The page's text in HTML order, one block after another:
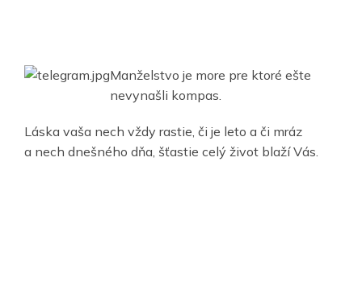
Manželstvo je more pre ktoré ešte
nevynašli kompas.
Láska vaša nech vždy rastie, či je leto a či mráz
a nech dnešného dňa, šťastie celý život blaží Vás.